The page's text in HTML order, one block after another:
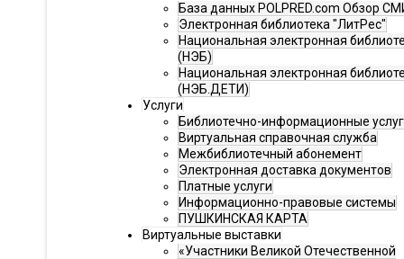
База данных POLPRED.com Обзор
Электронная библиотека "ЛитРес"
Национальная электронная
(НЭБ)
Национальная электронная
(НЭБ.ДЕТИ)
Услуги
Библиотечно-информационные
Виртуальная справочная служба
Межбиблиотечный абонемент
Электронная доставка документов
Платные услуги
Информационно-правовые системы
ПУШКИНСКАЯ КАРТА
Виртуальные выставки
«Участники Великой Отечественной